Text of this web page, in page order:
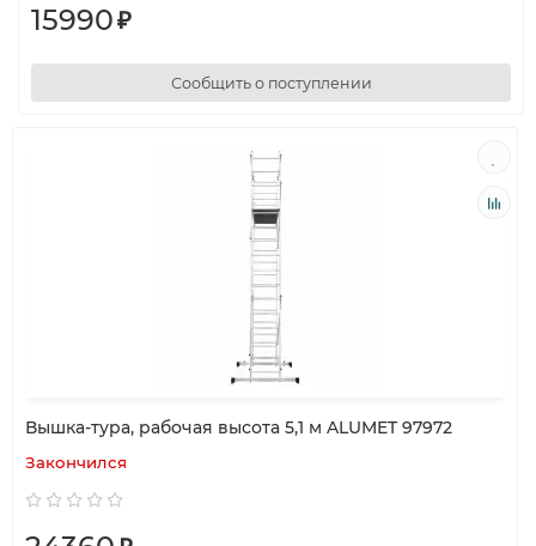
15990₽
Сообщить о поступлении
Вышка-тура, рабочая высота 5,1 м ALUMET 97972
Закончился